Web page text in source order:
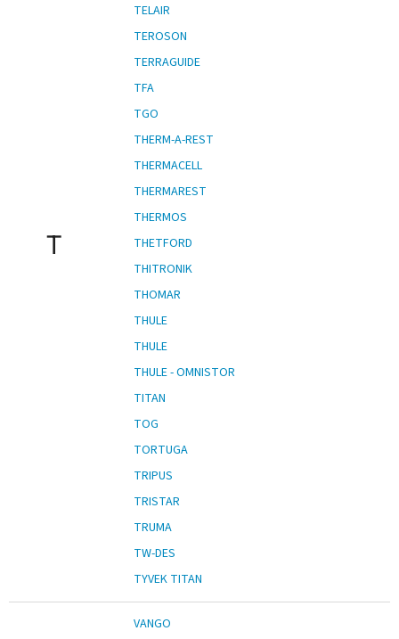
T
TELAIR
TEROSON
TERRAGUIDE
TFA
TGO
THERM-A-REST
THERMACELL
THERMAREST
THERMOS
THETFORD
THITRONIK
THOMAR
THULE
THULE
THULE - OMNISTOR
TITAN
TOG
TORTUGA
TRIPUS
TRISTAR
TRUMA
TW-DES
TYVEK TITAN
VANGO